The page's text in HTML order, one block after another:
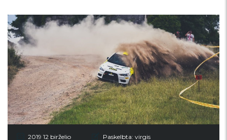
2019 12 birželio Paskelbta: virgis